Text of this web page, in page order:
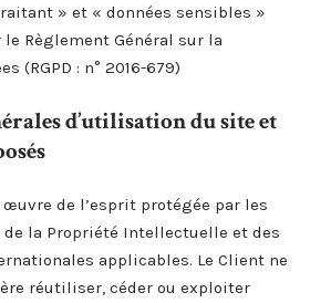
» et « données sensibles »
Règlement Général sur la
(RGPD : n° 2016-679)
d’utilisation du site et
de l’esprit protégée par les
la Propriété Intellectuelle et des
applicables. Le Client ne
réutiliser, céder ou exploiter